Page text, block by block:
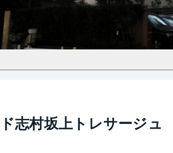
志村坂上トレサージュ